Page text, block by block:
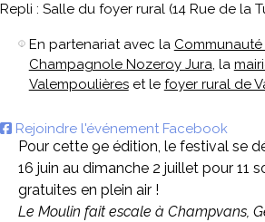
Repli : Salle du foyer rural (14 Rue de la
En partenariat avec la
Champagnole Nozeroy Jura, la
Valempoulièreset le foyer rural de
Rejoindre l'événement Facebook
Pour cette 9e édition, le festival se
16 juin au dimanche 2 juillet pour 11
gratuites en plein air !
Le Moulin fait escale à Champvans,